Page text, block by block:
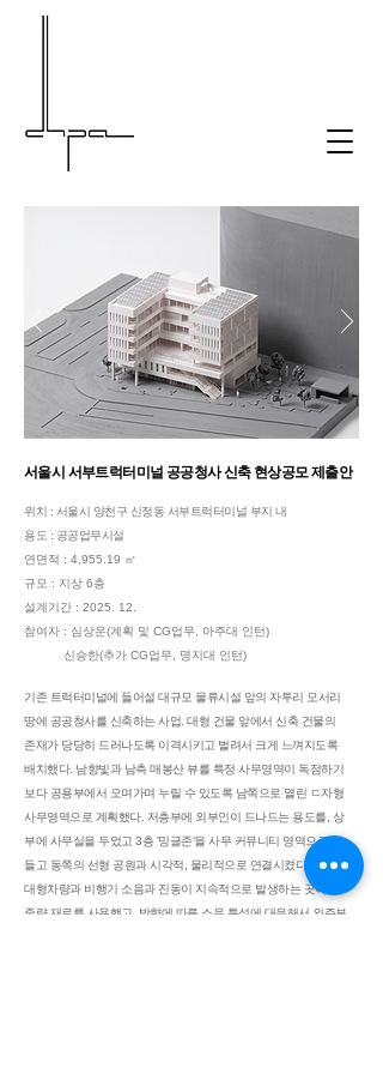
서울시 서부트럭터미널 공공청사 신축 현상공모 제출안
위치 : 서울시 양천구 신정동 서부트럭터미널 부지 내
용도 : 공공업무시설
연면적 : 4,955.19 ㎡
규모 : 지상 6층
설계기간 : 2025. 12.
​참여자 : 심상운(계획 및 CG업무, 아주대 인턴)
​ 신승한(추가 CG업무, 명지대 인턴)
기존 트럭터미널에 들어설 대규모 물류시설 앞의 자투리 모서리
땅에 공공청사를 신축하는 사업. 대형 건물 앞에서 신축 건물의
존재가 당당히 드러나도록 이격시키고 벌려서 크게 느껴지도록
배치했다. 남향빛과 남측 매봉산 뷰를 특정 사무영역이 독점하기
보다 공용부에서 오며가며 누릴 수 있도록 남쪽으로 열린 ㄷ자형
사무영역으로 계획했다. 저층부에 외부인이 드나드는 용도를, 상
부에 사무실을 두었고 3층 '밍글존'을 사무 커뮤니티 영역으로 만
들고 동쪽의 선형 공원과 시각적, 물리적으로 연결시켰다. 주변의
대형차량과 비행기 소음과 진동이 지속적으로 발생하는 곳이라
중량 재료를 사용했고, 방향에 따른 소음 특성에 대응해서 외주부